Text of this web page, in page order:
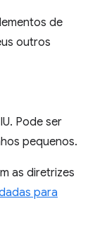
de
outros
Pode ser
pequenos.
as diretrizes
para